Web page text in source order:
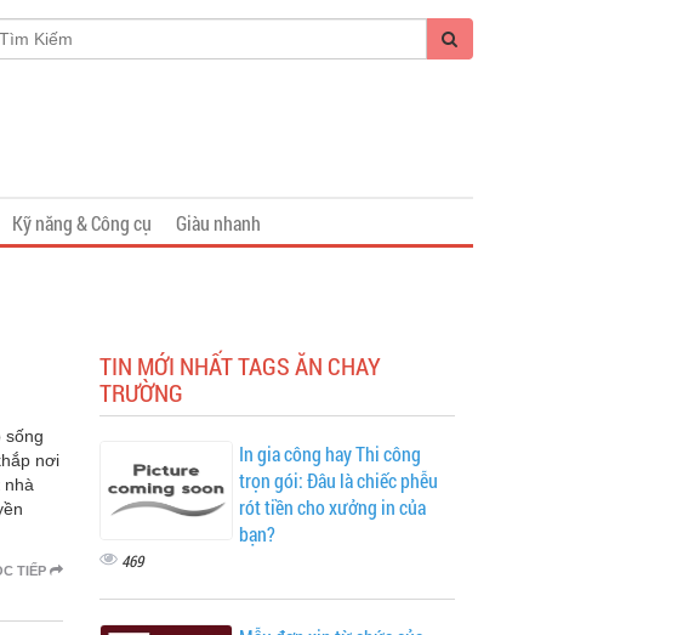
Kỹ năng & Công cụ
Giàu nhanh
sống
nơi
nhà
TIẾP
TIN MỚI NHẤT TAGS ĂN CHAY
TRƯỜNG
In gia công hay Thi công
trọn gói: Đâu là chiếc phễu
rót tiền cho xưởng in của
bạn?
469